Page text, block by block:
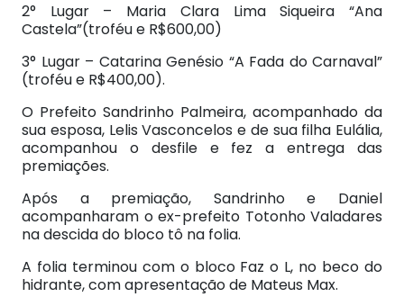
2° Lugar – Maria Clara Lima Siqueira “Ana
Castela”(troféu e R$600,00)
3° Lugar – Catarina Genésio “A Fada do Carnaval”
(troféu e R$400,00).
O Prefeito Sandrinho Palmeira, acompanhado da
sua esposa, Lelis Vasconcelos e de sua filha Eulália,
acompanhou o desfile e fez a entrega das
premiações.
Após a premiação, Sandrinho e Daniel
acompanharam o ex-prefeito Totonho Valadares
na descida do bloco tô na folia.
A folia terminou com o bloco Faz o L, no beco do
hidrante, com apresentação de Mateus Max.